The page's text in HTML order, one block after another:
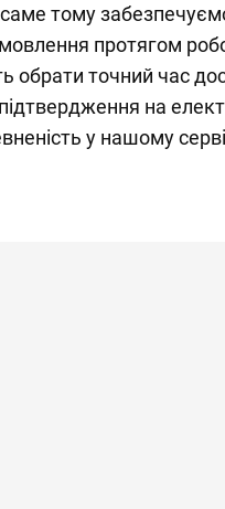
тому
протягом
обрати точний час
на
у нашому